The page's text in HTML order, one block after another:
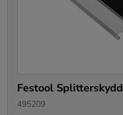
Festool
495209